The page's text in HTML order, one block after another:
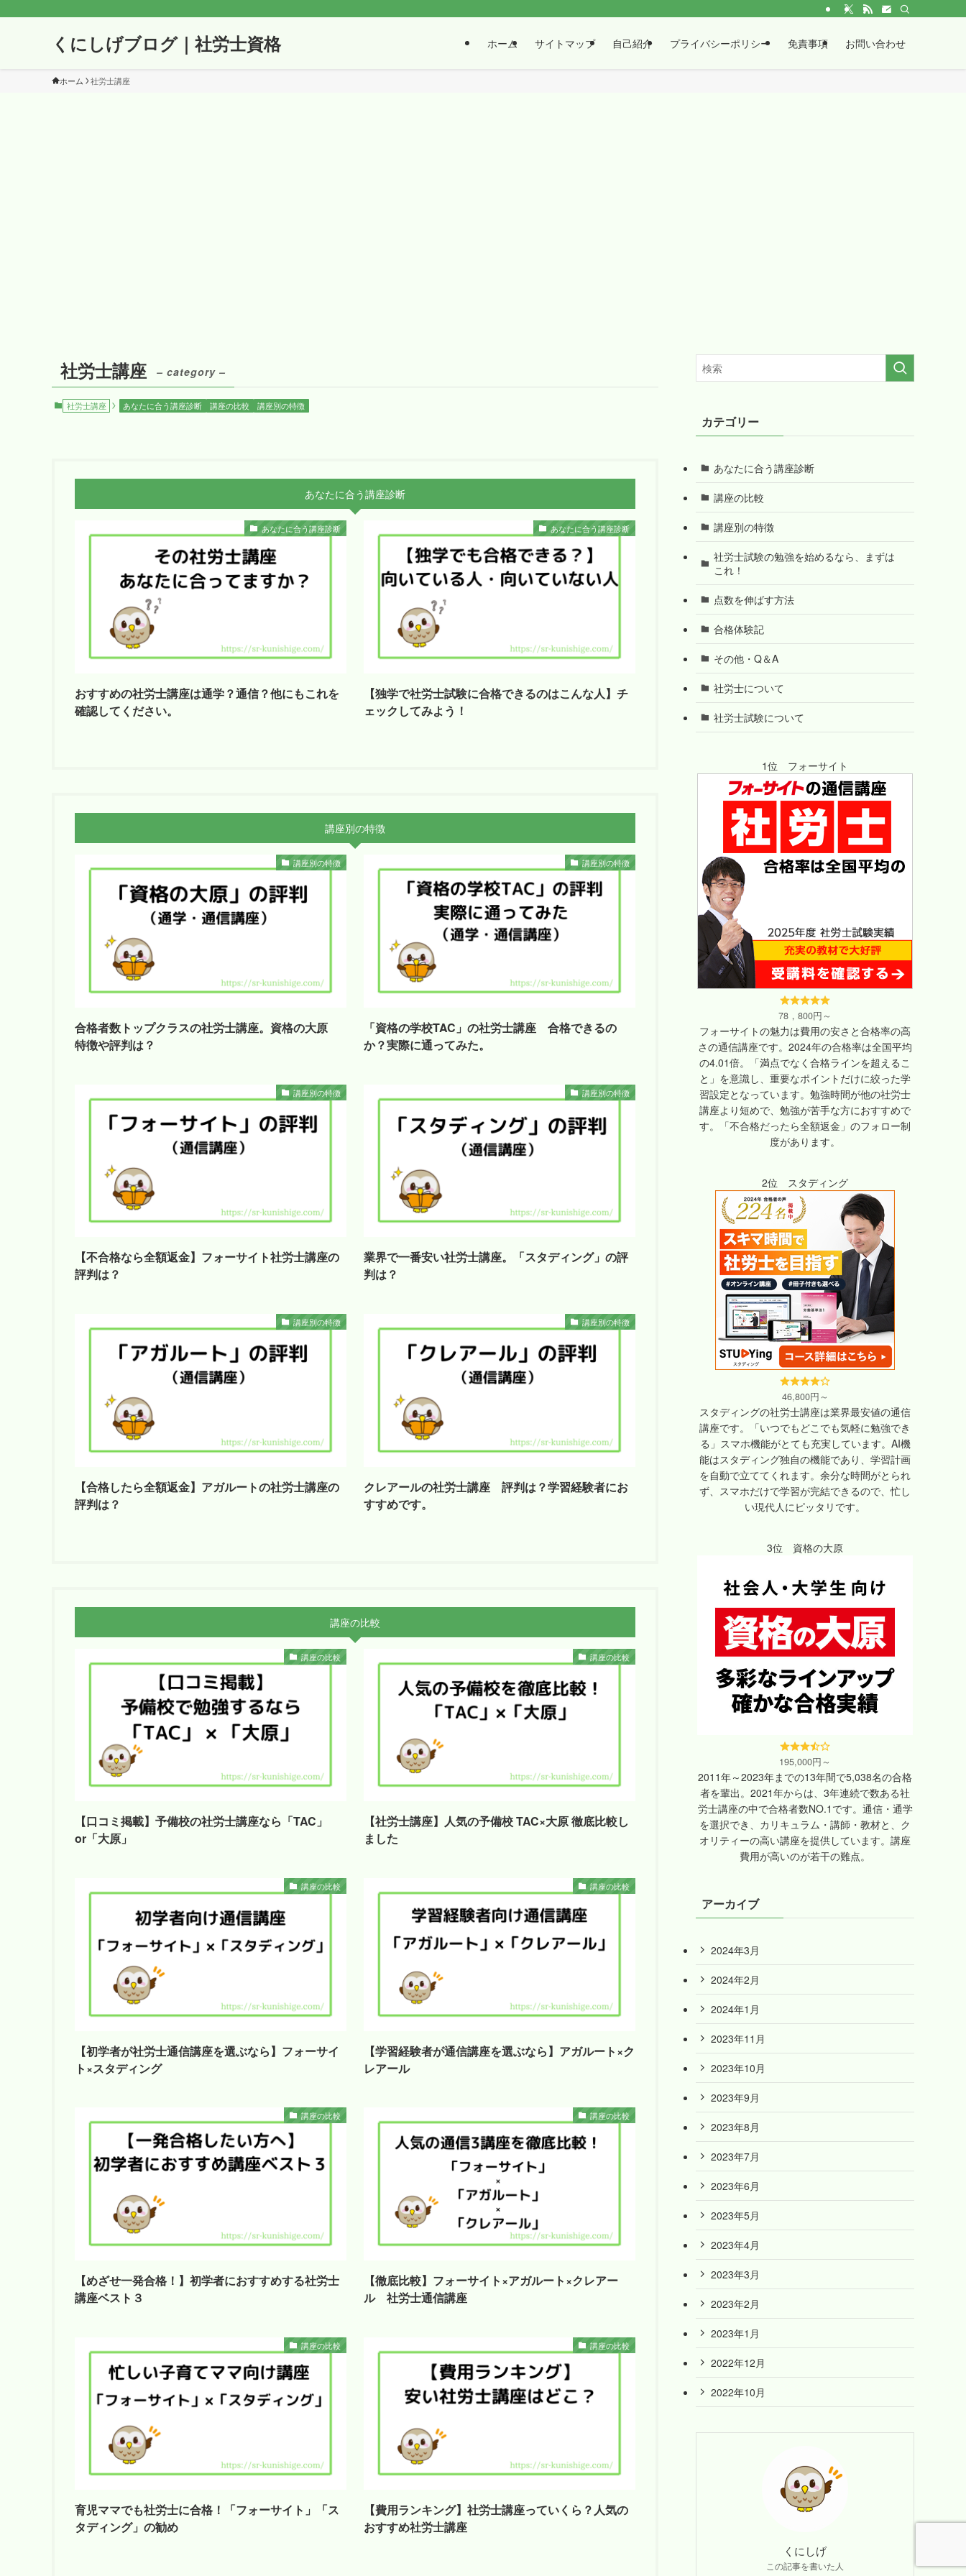
くにしげブログ｜社労士資格 ホーム サイトマップ 自己紹介 プライバシーポリシー 免責事項 お問い合わせ
ホーム 社労士講座
社労士講座 – category –
社労士講座 あなたに合う講座診断 講座の比較 講座別の特徴
あなたに合う講座診断
あなたに合う講座診断
おすすめの社労士講座は通学？通信？他にもこれを
確認してください。
あなたに合う講座診断
【独学で社労士試験に合格できるのはこんな人】チ
ェックしてみよう！
講座別の特徴
講座別の特徴
合格者数トップクラスの社労士講座。資格の大原
特徴や評判は？
講座別の特徴
「資格の学校TAC」の社労士講座 合格できるの
か？実際に通ってみた。
講座別の特徴
【不合格なら全額返金】フォーサイト社労士講座の
評判は？
講座別の特徴
業界で一番安い社労士講座。「スタディング」の評
判は？
講座別の特徴
【合格したら全額返金】アガルートの社労士講座の
評判は？
講座別の特徴
クレアールの社労士講座 評判は？学習経験者にお
すすめです。
講座の比較
講座の比較
【口コミ掲載】予備校の社労士講座なら「TAC」
or「大原」
講座の比較
【社労士講座】人気の予備校 TAC×大原 徹底比較し
ました
講座の比較
【初学者が社労士通信講座を選ぶなら】フォーサイ
ト×スタディング
講座の比較
【学習経験者が通信講座を選ぶなら】アガルート×ク
レアール
講座の比較
【めざせ一発合格！】初学者におすすめする社労士
講座ベスト３
講座の比較
【徹底比較】フォーサイト×アガルート×クレアー
ル 社労士通信講座
講座の比較
育児ママでも社労士に合格！「フォーサイト」「ス
タディング」の勧め
講座の比較
【費用ランキング】社労士講座っていくら？人気の
おすすめ社労士講座
カテゴリー
あなたに合う講座診断
講座の比較
講座別の特徴
社労士試験の勉強を始めるなら、まずは
これ！
点数を伸ばす方法
合格体験記
その他・Q＆A
社労士について
社労士試験について
1位 フォーサイト
78，800円～
フォーサイトの魅力は費用の安さと合格率の高
さの通信講座です。2024年の合格率は全国平均
の4.01倍。「満点でなく合格ラインを超えるこ
と」を意識し、重要なポイントだけに絞った学
習設定となっています。勉強時間が他の社労士
講座より短めで、勉強が苦手な方におすすめで
す。「不合格だったら全額返金」のフォロー制
度があります。
2位 スタディング
46,800円～
スタディングの社労士講座は業界最安値の通信
講座です。「いつでもどこでも気軽に勉強でき
る」スマホ機能がとても充実しています。AI機
能はスタディング独自の機能であり、学習計画
を自動で立ててくれます。余分な時間がとられ
ず、スマホだけで学習が完結できるので、忙し
い現代人にピッタリです。
3位 資格の大原
195,000円～
2011年～2023年までの13年間で5,038名の合格
者を輩出。2021年からは、3年連続で数ある社
労士講座の中で合格者数NO.1です。通信・通学
を選択でき、カリキュラム・講師・教材と、ク
オリティーの高い講座を提供しています。講座
費用が高いのが若干の難点。
アーカイブ
2024年3月
2024年2月
2024年1月
2023年11月
2023年10月
2023年9月
2023年8月
2023年7月
2023年6月
2023年5月
2023年4月
2023年3月
2023年2月
2023年1月
2022年12月
2022年10月
くにしげ
この記事を書いた人